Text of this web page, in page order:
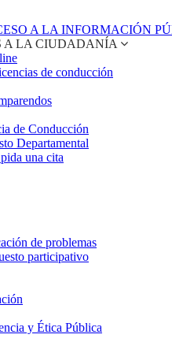
A LA INFORMACIÓN
A LA CIUDADANÍA
de conducción
de Conducción
Departamental
una cita
de problemas
participativo​
y Ética Pública